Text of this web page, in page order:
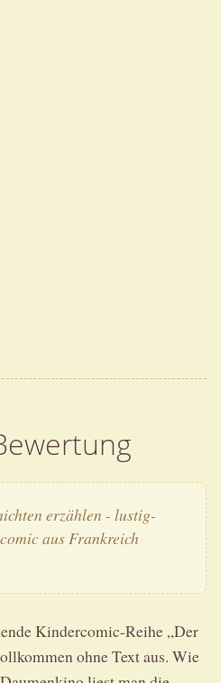
erzählen - lustig-
aus Frankreich
Kindercomic-Reihe „Der
ohne Text aus. Wie